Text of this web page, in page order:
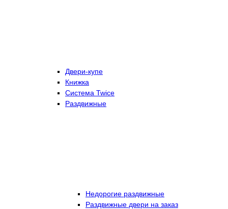
Двери-купе
Книжка
Система Twice
Раздвижные
Недорогие раздвижные
Раздвижные двери на заказ